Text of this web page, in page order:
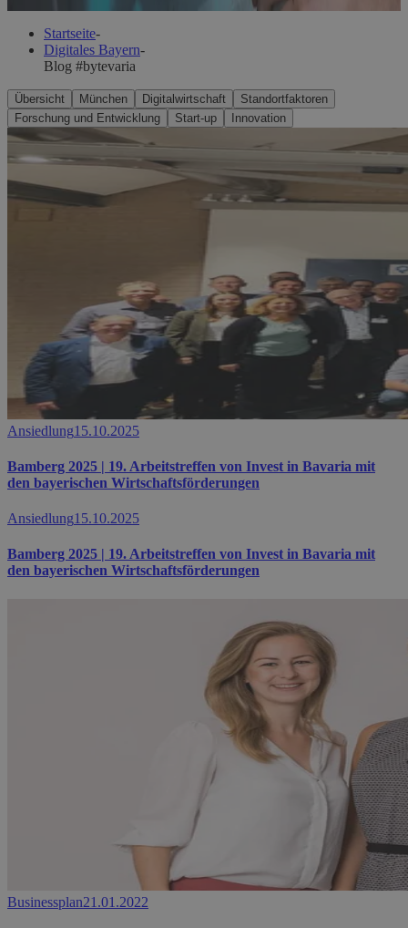
Startseite-
Digitales Bayern-
Blog #bytevaria
Übersicht München Digitalwirtschaft
Standortfaktoren
Forschung und Entwicklung
Start-up Innovation
Ansiedlung15.10.2025
Bamberg 2025 | 19. Arbeitstreffen von Invest in Bavaria mit
den bayerischen Wirtschaftsförderungen
Ansiedlung15.10.2025
Bamberg 2025 | 19. Arbeitstreffen von Invest in Bavaria mit
den bayerischen Wirtschaftsförderungen
Businessplan21.01.2022